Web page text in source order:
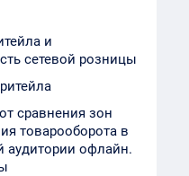
и
сетевой розницы
сравнения зон
товарооборота в
аудитории офлайн.